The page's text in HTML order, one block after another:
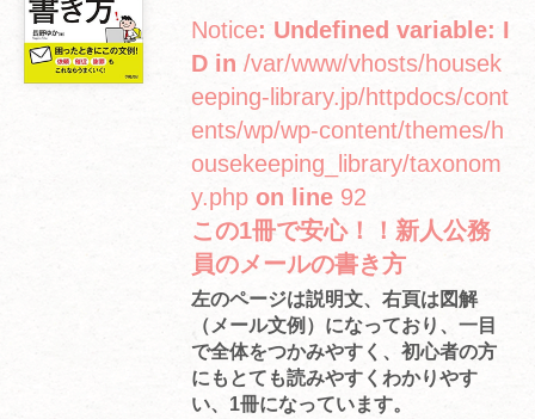
Notice: Undefined variable: I
D in /var/www/vhosts/housek
eeping-library.jp/httpdocs/cont
ents/wp/wp-content/themes/h
ousekeeping_library/taxonom
y.php on line 92
この1冊で安心！！新人公務
員のメールの書き方
左のページは説明文、右頁は図解
（メール文例）になっており、一目
で全体をつかみやすく、初心者の方
にもとても読みやすくわかりやす
い、1冊になっています。